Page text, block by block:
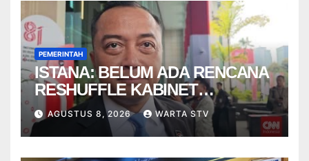
PEMERINTAH
ISTANA: BELUM ADA RENCANA
RESHUFFLE KABINET
AGUSTUS
AGUSTUS 8, 2026 WARTA STV